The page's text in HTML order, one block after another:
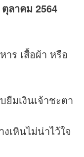
ลาคม 2564
ร เสื้อผ้า หรือ
เงินเจ้าชะตา
หินไม่น่าไว้ใจ